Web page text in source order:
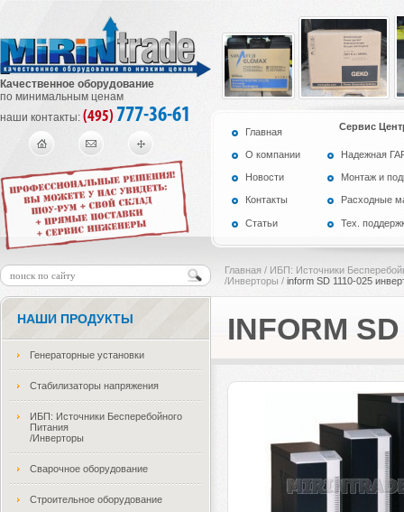
Качественное оборудование
по минимальным ценам
наши контакты: (495) 777-36-61
Главная
О компании
Новости
Контакты
Статьи
Сервис
Надежная
Монтаж и
Расходные
Тех.
Главная / ИБП: Источники
/Инверторы / inform SD 1110-025
НАШИ ПРОДУКТЫ
Генераторные установки
Стабилизаторы напряжения
ИБП: Источники Бесперебойного
Питания
/Инверторы
Сварочное оборудование
Строительное оборудование
INFORM